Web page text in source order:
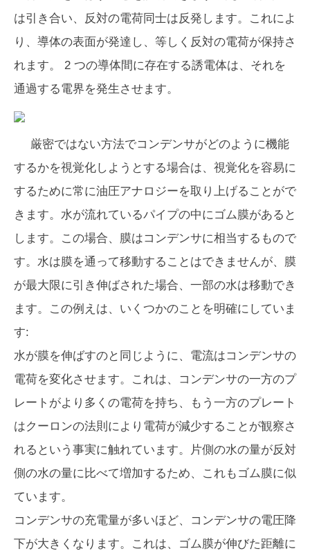
は引き合い、反対の電荷同士は反発します。これによ
り、導体の表面が発達し、等しく反対の電荷が保持さ
れます。 2 つの導体間に存在する誘電体は、それを
通過する電界を発生させます。
厳密ではない方法でコンデンサがどのように機能
するかを視覚化しようとする場合は、視覚化を容易に
するために常に油圧アナロジーを取り上げることがで
きます。水が流れているパイプの中にゴム膜があると
します。この場合、膜はコンデンサに相当するもので
す。水は膜を通って移動することはできませんが、膜
が最大限に引き伸ばされた場合、一部の水は移動でき
ます。この例えは、いくつかのことを明確にしていま
す:
水が膜を伸ばすのと同じように、電流はコンデンサの
電荷を変化させます。これは、コンデンサの一方のプ
レートがより多くの電荷を持ち、もう一方のプレート
はクーロンの法則により電荷が減少することが観察さ
れるという事実に触れています。片側の水の量が反対
側の水の量に比べて増加するため、これもゴム膜に似
ています。
コンデンサの充電量が多いほど、コンデンサの電圧降
下が大きくなります。これは、ゴム膜が伸びた距離に